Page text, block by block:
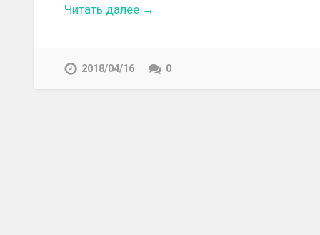
Читать далее →
2018/04/16 0